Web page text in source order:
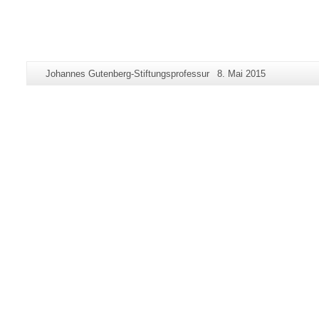
Zusätzliche
Seiten-
Johannes Gutenberg-Stiftungsprofessur
Letzte
8. Mai 2015